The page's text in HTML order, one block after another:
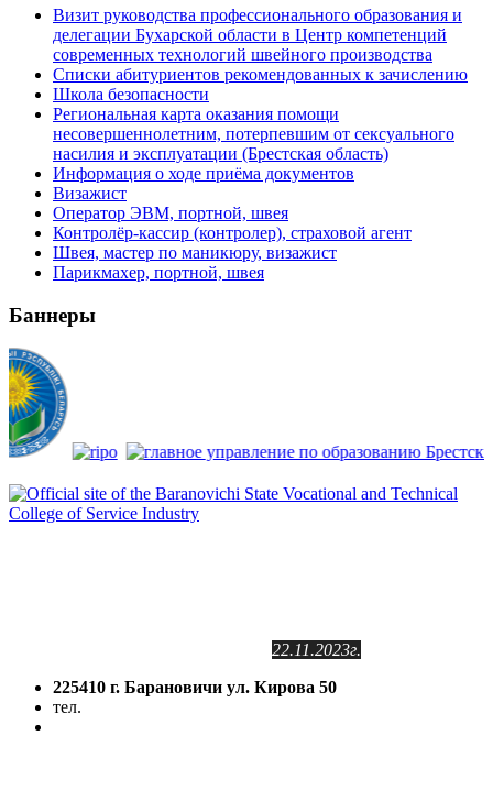
Визит руководства профессионального образования и
делегации Бухарской области в Центр компетенций
современных технологий швейного производства
Списки абитуриентов рекомендованных к зачислению
Школа безопасности
Региональная карта оказания помощи
несовершеннолетним, потерпевшим от сексуального
насилия и эксплуатации (Брестская область)
Информация о ходе приёма документов
Визажист
Оператор ЭВМ, портной, швея
Контролёр-кассир (контролер), страховой агент
Швея, мастер по маникюру, визажист
Парикмахер, портной, швея
Баннеры
22.11.2023г.
225410 г. Барановичи ул. Кирова 50
тел.